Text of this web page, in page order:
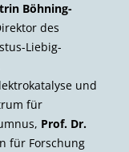
Böhning-
des
Liebig-
und
für
Prof. Dr.
für Forschung